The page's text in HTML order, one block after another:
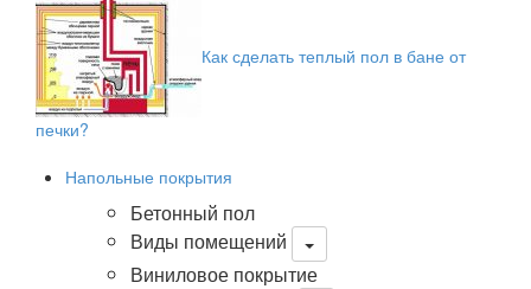
Как сделать теплый пол в бане от
печки?
Напольные покрытия
Бетонный пол
Виды помещений
Виниловое покрытие